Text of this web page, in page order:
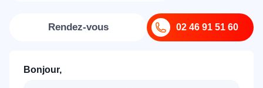
02 46 91 51 60
Rendez-vous
Bonjour,